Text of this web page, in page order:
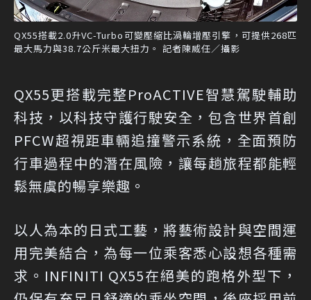
QX55搭載2.0升VC-Turbo可變壓縮比渦輪增壓引擎，可提供268匹
最大馬力與38.7公斤米最大扭力。 記者陳威任／攝影
QX55更搭載完整ProACTIVE智慧駕駛輔助
科技，以科技守護行駛安全，包含世界首創
PFCW超視距車輛追撞警示系統，全面預防
行車過程中的潛在風險，讓每趟旅程都能輕
鬆無虞的暢享樂趣。
以人為本的日式工藝，將藝術設計與空間運
用完美結合，為每一位乘客悉心設想各種需
求。INFINITI QX55在絕美的跑格外型下，